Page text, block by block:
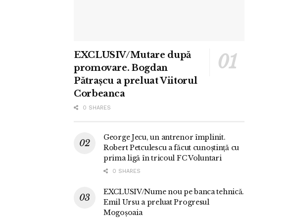
EXCLUSIV/Mutare după
promovare. Bogdan
Pătrașcu a preluat Viitorul
Corbeanca
0 SHARES
George Jecu, un antrenor împlinit.
Robert Petculescu a făcut cunoștință cu
prima ligă în tricoul FC Voluntari
0 SHARES
EXCLUSIV/Nume nou pe banca tehnică.
Emil Ursu a preluat Progresul
Mogoșoaia